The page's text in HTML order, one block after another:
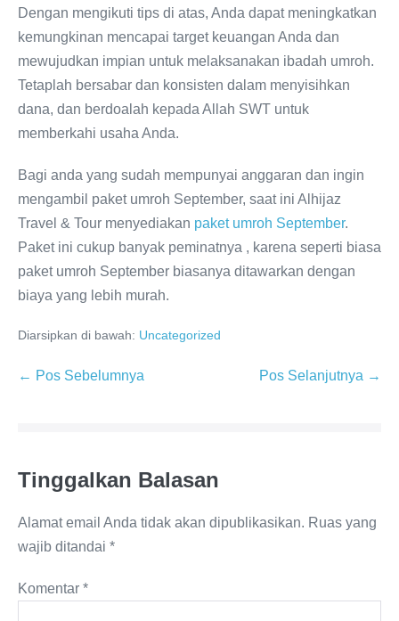
Dengan mengikuti tips di atas, Anda dapat meningkatkan
kemungkinan mencapai target keuangan Anda dan
mewujudkan impian untuk melaksanakan ibadah umroh.
Tetaplah bersabar dan konsisten dalam menyisihkan
dana, dan berdoalah kepada Allah SWT untuk
memberkahi usaha Anda.
Bagi anda yang sudah mempunyai anggaran dan ingin
mengambil paket umroh September, saat ini Alhijaz
Travel & Tour menyediakan paket umroh September.
Paket ini cukup banyak peminatnya , karena seperti biasa
paket umroh September biasanya ditawarkan dengan
biaya yang lebih murah.
Diarsipkan di bawah: Uncategorized
Navigasi
← Pos Sebelumnya Pos Selanjutnya →
Tinggalkan Balasan
Alamat email Anda tidak akan dipublikasikan. Ruas yang
wajib ditandai *
Komentar *